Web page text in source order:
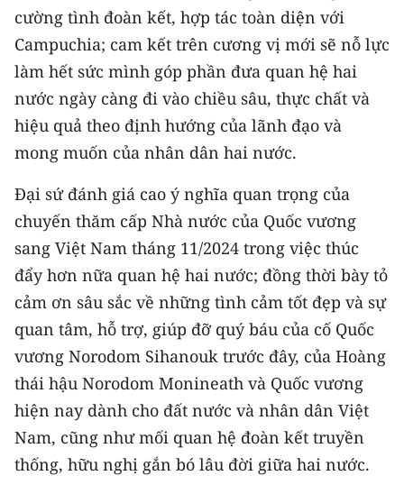
ENGLISH
中文
FRANÇAIS
РУССКИЙ
ESPAÑOL
한국어
cường tình đoàn kết, hợp tác toàn diện với
Campuchia; cam kết trên cương vị mới sẽ nỗ lực
làm hết sức mình góp phần đưa quan hệ hai
nước ngày càng đi vào chiều sâu, thực chất và
hiệu quả theo định hướng của lãnh đạo và
mong muốn của nhân dân hai nước.
Đại sứ đánh giá cao ý nghĩa quan trọng của
chuyến thăm cấp Nhà nước của Quốc vương
sang Việt Nam tháng 11/2024 trong việc thúc
đẩy hơn nữa quan hệ hai nước; đồng thời bày tỏ
cảm ơn sâu sắc về những tình cảm tốt đẹp và sự
quan tâm, hỗ trợ, giúp đỡ quý báu của cố Quốc
vương Norodom Sihanouk trước đây, của Hoàng
thái hậu Norodom Monineath và Quốc vương
hiện nay dành cho đất nước và nhân dân Việt
Nam, cũng như mối quan hệ đoàn kết truyền
thống, hữu nghị gắn bó lâu đời giữa hai nước.